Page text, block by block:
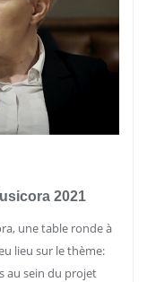
2021
une table ronde à
lieu sur le thème:
au sein du projet